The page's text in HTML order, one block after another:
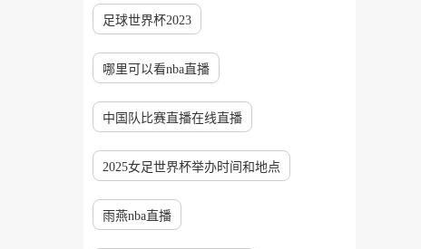
足球世界杯2023
哪里可以看nba直播
中国队比赛直播在线直播
2025女足世界杯举办时间和地点
雨燕nba直播